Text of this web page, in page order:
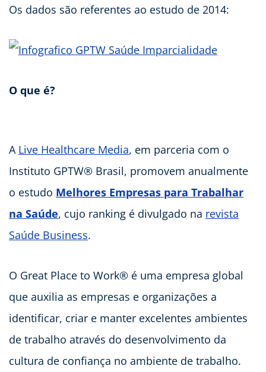
Os dados são referentes ao estudo de 2014:
O que é?
A Live Healthcare Media, em parceria com o
Instituto GPTW® Brasil, promovem anualmente
o estudo Melhores Empresas para Trabalhar
na Saúde, cujo ranking é divulgado na revista
Saúde Business.
O Great Place to Work® é uma empresa global
que auxilia as empresas e organizações a
identificar, criar e manter excelentes ambientes
de trabalho através do desenvolvimento da
cultura de confiança no ambiente de trabalho.